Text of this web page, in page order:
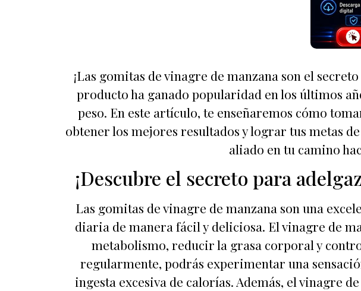
¡Las gomitas de vinagre de manzana son el
producto ha ganado popularidad en los últimos
peso. En este artículo, te enseñaremos cómo
obtener los mejores resultados y lograr tus metas
aliado en tu camino
¡Descubre el secreto para
Las gomitas de vinagre de manzana son una
diaria de manera fácil y deliciosa. El vinagre de
metabolismo, reducir la grasa corporal y
regularmente, podrás experimentar una
ingesta excesiva de calorías. Además, el vinagre